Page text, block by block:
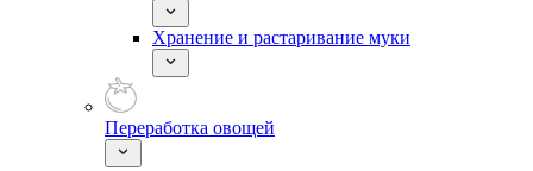
Хранение и растаривание муки
Переработка овощей